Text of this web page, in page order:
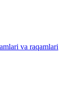
va raqamlari